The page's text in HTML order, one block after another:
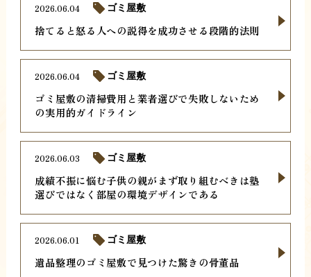
捨てると怒る人への説得を成功させる段階的法則
2026.06.04 ゴミ屋敷
ゴミ屋敷の清掃費用と業者選びで失敗しないため
の実用的ガイドライン
2026.06.04 ゴミ屋敷
成績不振に悩む子供の親がまず取り組むべきは塾
選びではなく部屋の環境デザインである
2026.06.03 ゴミ屋敷
遺品整理のゴミ屋敷で見つけた驚きの骨董品
2026.06.01 ゴミ屋敷